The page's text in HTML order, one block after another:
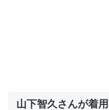
山下智久さんが着